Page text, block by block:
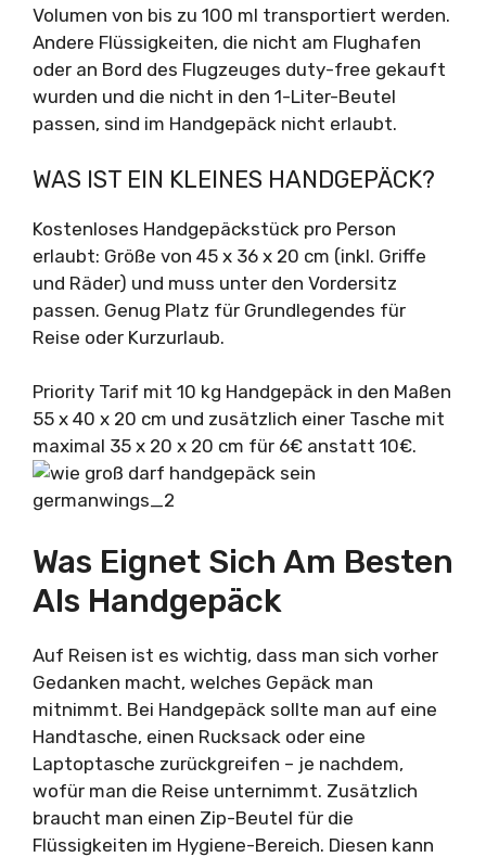
Volumen von bis zu 100 ml transportiert werden.
Andere Flüssigkeiten, die nicht am Flughafen
oder an Bord des Flugzeuges duty-free gekauft
wurden und die nicht in den 1-Liter-Beutel
passen, sind im Handgepäck nicht erlaubt.
WAS IST EIN KLEINES HANDGEPÄCK?
Kostenloses Handgepäckstück pro Person
erlaubt: Größe von 45 x 36 x 20 cm (inkl. Griffe
und Räder) und muss unter den Vordersitz
passen. Genug Platz für Grundlegendes für
Reise oder Kurzurlaub.
Priority Tarif mit 10 kg Handgepäck in den Maßen
55 x 40 x 20 cm und zusätzlich einer Tasche mit
maximal 35 x 20 x 20 cm für 6€ anstatt 10€.
Was Eignet Sich Am Besten
Als Handgepäck
Auf Reisen ist es wichtig, dass man sich vorher
Gedanken macht, welches Gepäck man
mitnimmt. Bei Handgepäck sollte man auf eine
Handtasche, einen Rucksack oder eine
Laptoptasche zurückgreifen – je nachdem,
wofür man die Reise unternimmt. Zusätzlich
braucht man einen Zip-Beutel für die
Flüssigkeiten im Hygiene-Bereich. Diesen kann